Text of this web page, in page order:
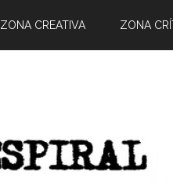
ZONA CREATIVA ZONA